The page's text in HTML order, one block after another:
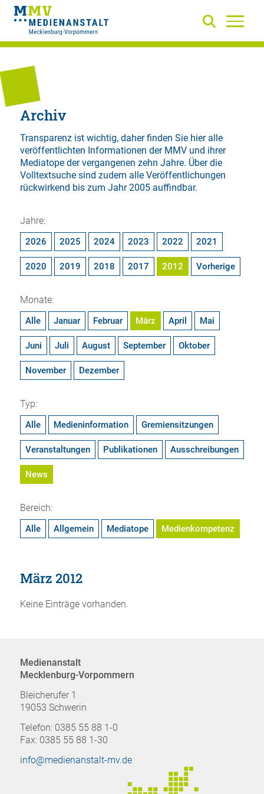
Archiv
Transparenz ist wichtig, daher finden Sie hier alle
veröffentlichten Informationen der MMV und ihrer
Mediatope der vergangenen zehn Jahre. Über die
Volltextsuchesind zudem alle Veröffentlichungen
rückwirkend bis zum Jahr 2005 auffindbar.
Jahre:
2026 2025 2024 2023 2022 2021
2020 2019 2018 2017 2012 Vorherige
Monate:
Alle Januar Februar März April Mai
Juni Juli August September Oktober
November Dezember
Typ:
Alle Medieninformation Gremiensitzungen
Veranstaltungen Publikationen Ausschreibungen
News
Bereich:
Alle Allgemein Mediatope Medienkompetenz
März 2012
Keine Einträge vorhanden.
Medienanstalt
Mecklenburg-Vorpommern
Bleicherufer 1
19053 Schwerin
Telefon: 0385 55 88 1-0
Fax: 0385 55 88 1-30
info@medienanstalt-mv.de